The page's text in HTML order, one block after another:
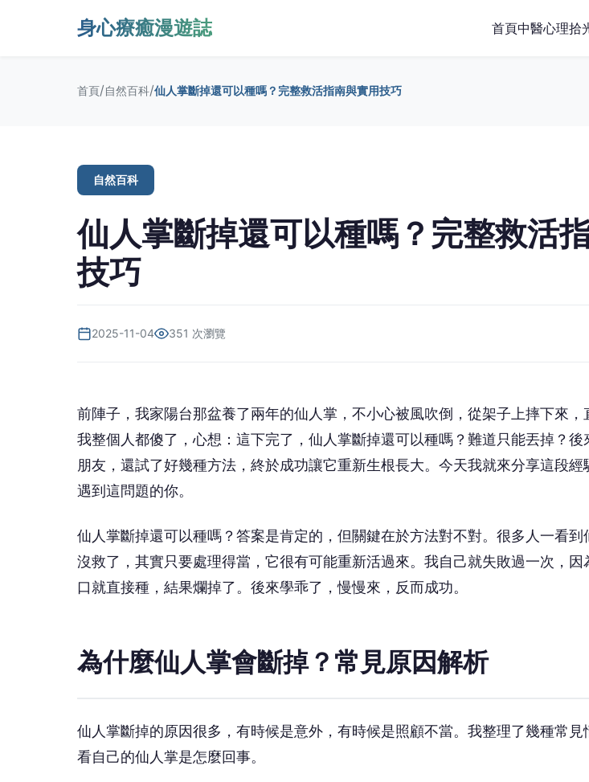
身心療癒漫遊誌 首頁中醫心理拾
首頁/自然百科/仙人掌斷掉還可以種嗎？完整救活指南與實用技巧
自然百科
仙人掌斷掉還可以種嗎？完整救活
技巧
2025-11-04 351 次瀏覽
前陣子，我家陽台那盆養了兩年的仙人掌，不小心被風吹倒，從架子上摔下來
我整個人都傻了，心想：這下完了，仙人掌斷掉還可以種嗎？難道只能丟掉？後
朋友，還試了好幾種方法，終於成功讓它重新生根長大。今天我就來分享這段經
遇到這問題的你。
仙人掌斷掉還可以種嗎？答案是肯定的，但關鍵在於方法對不對。很多人一看到
沒救了，其實只要處理得當，它很有可能重新活過來。我自己就失敗過一次，
口就直接種，結果爛掉了。後來學乖了，慢慢來，反而成功。
為什麼仙人掌會斷掉？常見原因解析
仙人掌斷掉的原因很多，有時候是意外，有時候是照顧不當。我整理了幾種常
看自己的仙人掌是怎麼回事。